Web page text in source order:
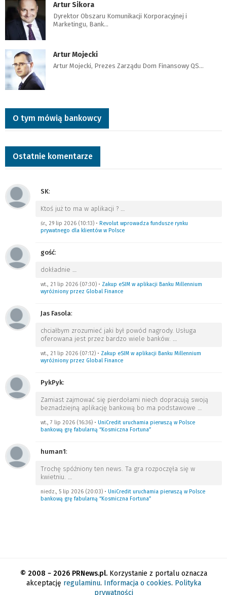
Artur Sikora
Dyrektor Obszaru Komunikacji Korporacyjnej i
Marketingu, Bank…
Artur Mojecki
Artur Mojecki, Prezes Zarządu Dom Finansowy QS…
O tym mówią bankowcy
Ostatnie komentarze
SK:
Ktoś już to ma w aplikacji ? …
śr., 29 lip 2026 (10:13) • Revolut wprowadza fundusze rynku
prywatnego dla klientów w Polsce
gość:
dokładnie …
wt., 21 lip 2026 (07:30) • Zakup eSIM w aplikacji Banku Millennium
wyróżniony przez Global Finance
Jas Fasola:
chciałbym zrozumieć jaki był powód nagrody. Usługa
oferowana jest przez bardzo wiele banków. …
wt., 21 lip 2026 (07:12) • Zakup eSIM w aplikacji Banku Millennium
wyróżniony przez Global Finance
PykPyk:
Zamiast zajmować się pierdołami niech dopracują swoją
beznadziejną aplikację bankową bo ma podstawowe …
wt., 7 lip 2026 (16:36) • UniCredit uruchamia pierwszą w Polsce
bankową grę fabularną “Kosmiczna Fortuna”
human1:
Trochę spóźniony ten news. Ta gra rozpoczęła się w
kwietniu. …
niedz., 5 lip 2026 (20:03) • UniCredit uruchamia pierwszą w Polsce
bankową grę fabularną “Kosmiczna Fortuna”
© 2008 − 2026 PRNews.pl.Korzystanie z portalu oznacza
akceptację regulaminu. Informacja o cookies. Polityka
prywatności